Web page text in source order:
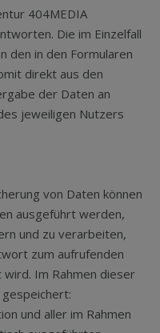
404MEDIA
Die im Einzelfall
den in den Formularen
direkt aus den
der Daten an
jeweiligen Nutzers
von Daten können
ausgeführt werden,
und zu verarbeiten,
zum aufrufenden
Im Rahmen dieser
und aller im Rahmen